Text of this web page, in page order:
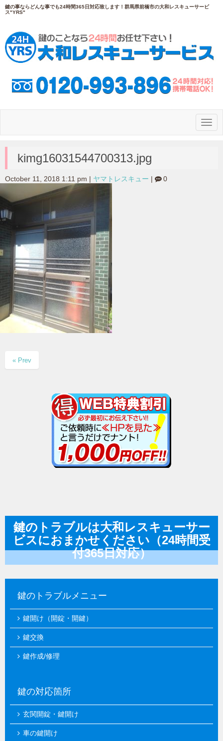
鍵の事ならどんな事でも24時間365日対応致します！群馬県前橋市の大和レスキューサービ
ス"YRS"
N
a
kimg16031544700313.jpg
October 11, 2018 1:11 pm ヤマトレスキュー 0
« Prev
鍵のトラブルは大和レスキューサー
ビスにおまかせください（24時間受
付365日対応）
鍵のトラブルメニュー
鍵開け（開錠・開鍵）
鍵交換
鍵作成/修理
鍵の対応箇所
玄関開錠・鍵開け
車の鍵開け